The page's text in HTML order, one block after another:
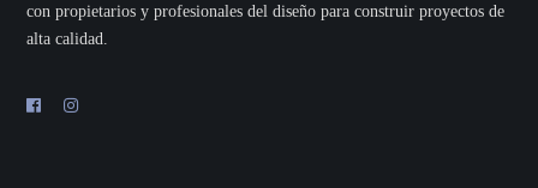
con propietarios y profesionales del diseño para construir proyectos de
alta calidad.